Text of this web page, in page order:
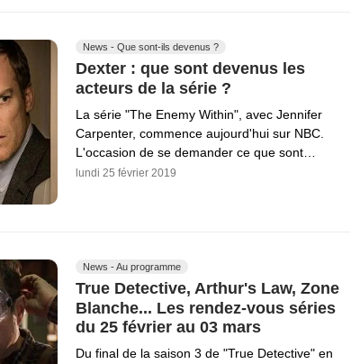
News - Que sont-ils devenus ?
Dexter : que sont devenus les
acteurs de la série ?
La série "The Enemy Within", avec Jennifer
Carpenter, commence aujourd'hui sur NBC.
L'occasion de se demander ce que sont…
lundi 25 février 2019
News - Au programme
True Detective, Arthur's Law, Zone
Blanche... Les rendez-vous séries
du 25 février au 03 mars
Du final de la saison 3 de "True Detective" en